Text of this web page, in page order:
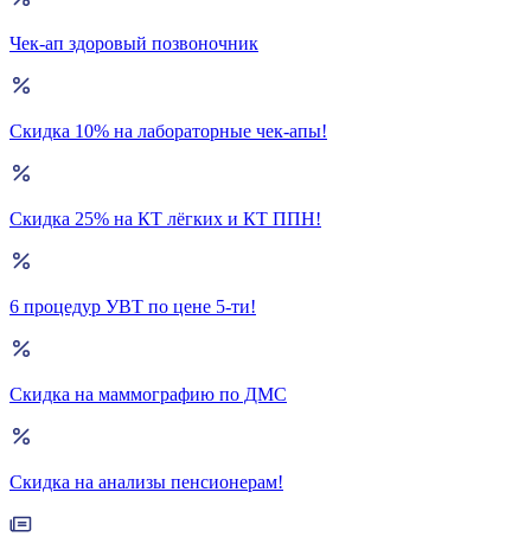
Чек-ап здоровый позвоночник
Скидка 10% на лабораторные чек-апы!
Скидка 25% на КТ лёгких и КТ ППН!
6 процедур УВТ по цене 5-ти!
Скидка на маммографию по ДМС
Скидка на анализы пенсионерам!